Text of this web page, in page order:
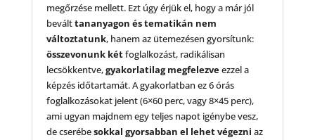
megőrzése mellett. Ezt úgy érjük el, hogy a már jól
beválttananyagon és tematikán nem
változtatunk, hanem az ütemezésen gyorsítunk:
összevonunk kétfoglalkozást, radikálisan
lecsökkentve,gyakorlatilag megfelezveezzel a
képzés időtartamát. A gyakorlatban ez 6 órás
foglalkozásokat jelent (6×60 perc, vagy 8×45 perc),
ami ugyan majdnem egy teljes napot igénybe vesz,
de cserébesokkal gyorsabban el lehet végezni az